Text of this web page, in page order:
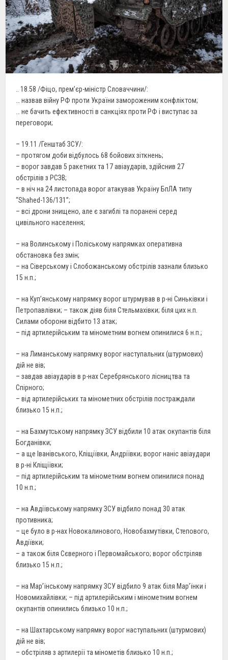
.. 18.58 /Фіцо, прем’єр-міністр Словаччини/:
… назвав війну РФ проти України замороженим конфліктом;
… не бачить ефективності в санкціях проти РФ і виступає за
переговори;
– 19.11 /Генштаб ЗСУ/:
– протягом доби відбулось 68 бойових зіткнень;
– ворог завдав 5 ракетних та 17 авіаударів, здійснив 27
обстрілів з РСЗВ;
– в ніч на 24 листопада ворог атакував Україну БпЛА типу
“Shahed-136/131”;
– всі дрони знищено, але є загиблі та поранені серед
цивільного населення;
– на Волинському і Поліському напрямках оперативна
обстановка без змін;
– на Сіверському і Слобожанському обстрілів зазнали близько
15 н.п.;
– на Куп’янському напрямку ворог штурмував в р-ні Синьківки і
Петропавлівки; – також діяв біля Стельмахівки; біля цих н.п.
Силами оборони відбито 13 атак;
– під артилерійським та мінометним вогнем опинилися 6 н.п.;
– на Лиманському напрямку ворог наступальних (штурмових)
дій не вів;
– завдав авіаударів в р-нах Серебрянського лісництва та
Спірного;
– від артилерійських та мінометних обстрілів постраждали
близько 15 н.п.;
– на Бахмутському напрямку ЗСУ відбили 10 атак окупантів біля
Богданівки;
– а ще Іванівського, Кліщіївки, Андріївки; ворог наніс авіаудари
в р-ні Кліщіївки;
– під артилерійським та мінометним вогнем опинилися понад
10 н.п.;
– на Авдіївському напрямку ЗСУ відбило понад 30 атак
противника;
– це було в р-нах Новокалинового, Новобахмутівки, Степового,
Авдіївки;
– а також біля Сєверного і Первомайського; ворог обстріляв
близько 15 н.п.;
– на Мар’їнському напрямку ЗСУ відбило 9 атак біля Мар’їнки і
Новомихайлівки; – під артилерійським і мінометним вогнем
окупантів опинились близько 10 н.п.;
– на Шахтарському напрямку ворог наступальних (штурмових)
дій не вів;
– обстріляв з артилерії та мінометів близько 10 н.п.;